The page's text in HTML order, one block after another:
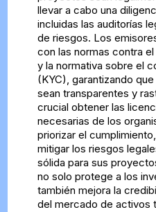
llevar a cabo una
incluidas las auditorías
de riesgos. Los
con las normas contra
y la normativa sobre el
(KYC), garantizando
sean transparentes y
crucial obtener las
necesarias de los
priorizar el
mitigar los riesgos
sólida para sus
no solo protege a los
también mejora la
del mercado de activos